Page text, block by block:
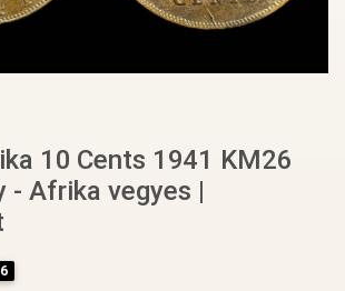
10 Cents 1941 KM26
- Afrika vegyes |